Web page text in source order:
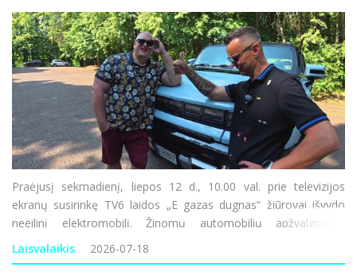
Praėjusį sekmadienį, liepos 12 d., 10.00 val. prie televizijos
ekranų susirinkę TV6 laidos „E gazas dugnas“ žiūrovai išvydo
neeilinį elektromobilį. Žinomų automobilių apžvalgininkų
akiratyje atsidūrė vienintelis Lietuvoje ir vienas iš nedaugelio
Europoje – visi&scaron
Laisvalaikis 2026-07-18